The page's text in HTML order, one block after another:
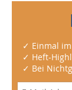
✓ Einmal
✓ Heft-
✓ Bei